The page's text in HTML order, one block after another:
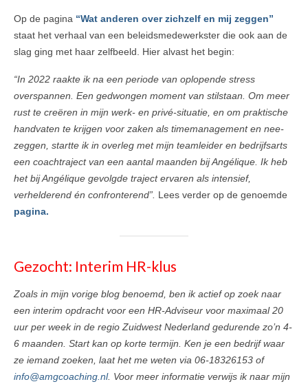
Op de pagina “Wat anderen over zichzelf en mij zeggen”
staat het verhaal van een beleidsmedewerkster die ook aan de
slag ging met haar zelfbeeld. Hier alvast het begin:
“In 2022 raakte ik na een periode van oplopende stress
overspannen. Een gedwongen moment van stilstaan. Om meer
rust te creëren in mijn werk- en privé-situatie, en om praktische
handvaten te krijgen voor zaken als timemanagement en nee-
zeggen, startte ik in overleg met mijn teamleider en bedrijfsarts
een coachtraject van een aantal maanden bij Angélique. Ik heb
het bij Angélique gevolgde traject ervaren als intensief,
verhelderend én confronterend”. Lees verder op de genoemde
pagina.
Gezocht: Interim HR-klus
Zoals in mijn vorige blog benoemd, ben ik actief op zoek naar
een interim opdracht voor een HR-Adviseur voor maximaal 20
uur per week in de regio Zuidwest Nederland gedurende zo’n 4-
6 maanden. Start kan op korte termijn. Ken je een bedrijf waar
ze iemand zoeken, laat het me weten via 06-18326153 of
info@amgcoaching.nl. Voor meer informatie verwijs ik naar mijn